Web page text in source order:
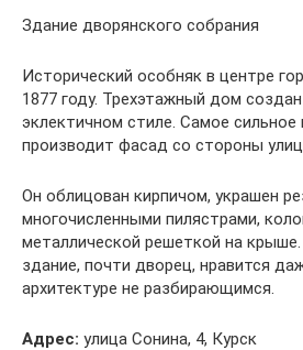
Здание дворянского собрания
Исторический особняк в центре
1877 году. Трехэтажный дом
эклектичном стиле. Самое сильное
производит фасад со стороны
Он облицован кирпичом, украшен
многочисленными пилястрами,
металлической решеткой на
здание, почти дворец, нравится
архитектуре не разбирающимся.
Адрес: улица Сонина, 4, Курск